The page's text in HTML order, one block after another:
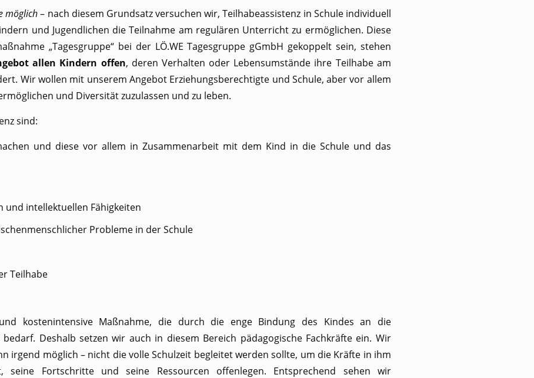
möglich– nach diesem Grundsatz versuchen wir, Teilhabeassistenz in Schule individuell
und Jugendlichen die Teilnahme am regulären Unterricht zu ermöglichen. Diese
„Tagesgruppe“ bei der LÖ.WE Tagesgruppe gGmbH gekoppelt sein, stehen
allen Kindern offen, deren Verhalten oder Lebensumstände ihre Teilhabe am
Wir wollen mit unserem Angebot Erziehungsberechtigte und Schule, aber vor allem
und Diversität zuzulassen und zu leben.
sind:
und diese vor allem in Zusammenarbeit mit dem Kind in die Schule und das
und intellektuellen Fähigkeiten
Probleme in der Schule
Teilhabe
kostenintensive Maßnahme, die durch die enge Bindung des Kindes an die
Deshalb setzen wir auch in diesem Bereich pädagogische Fachkräfte ein. Wir
irgend möglich – nicht die volle Schulzeit begleitet werden sollte, um die Kräfte in ihm
seine Fortschritte und seine Ressourcen offenlegen. Entsprechend sehen wir